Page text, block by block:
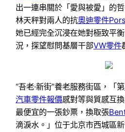
出一連串關於「愛與被愛」的
林天秤對兩人的抗奧迪零件
她已經完全沉浸在她對極致平
況，探望慰問基層干部VW零件
“吾老·新街”養老服務街區，「第
汽車零件報價感對等與質感互
最便宜的一張鈔票，換取張
滴淚水。」位于北京市西城區